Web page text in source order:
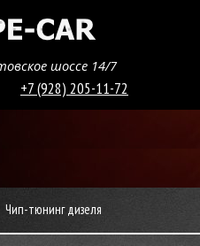
шоссе 14/7
+7 (928) 205-11-72
Чип-тюнинг дизеля